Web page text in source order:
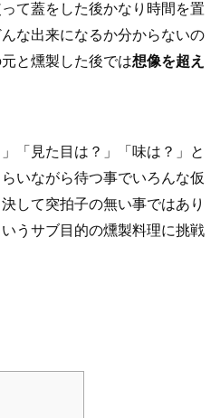
て蓋をした後かなり時間を置
な出来になるか分からないの
と燻製した後では想像を超え
「見た目は？」「味は？」と
いながら待つ事でいろんな仮
して突拍子の無い事ではあり
うサブ目的の燻製料理に挑戦